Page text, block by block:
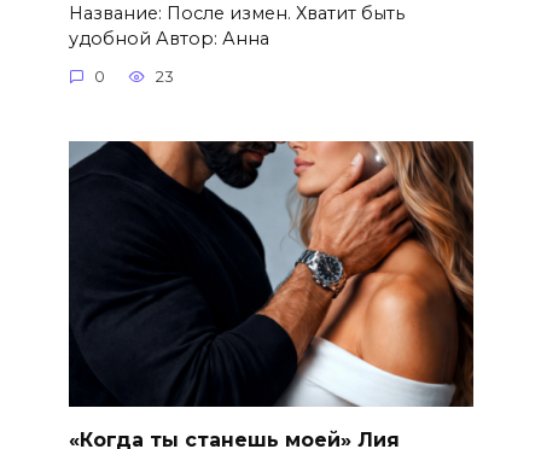
Название: После измен. Хватит быть
удобной Автор: Анна
0 23
«Когда ты станешь моей» Лия